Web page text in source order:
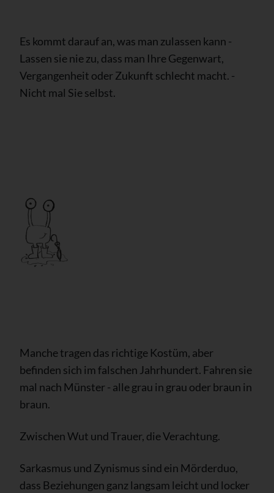
Es kommt darauf an, was man zulassen kann -
Lassen sie nie zu, dass man Ihre Gegenwart,
Vergangenheit oder Zukunft schlecht macht. -
Nicht mal Sie selbst.
Manche tragen das richtige Kostüm, aber
befinden sich im falschen Jahrhundert. Fahren sie
mal nach Münster - alle grau in grau oder braun in
braun.
Zwischen Wut und Trauer, die Verachtung.
Sarkasmus und Zynismus sind ein Mörderduo,
dass Beziehungen ganz langsam leicht und locker